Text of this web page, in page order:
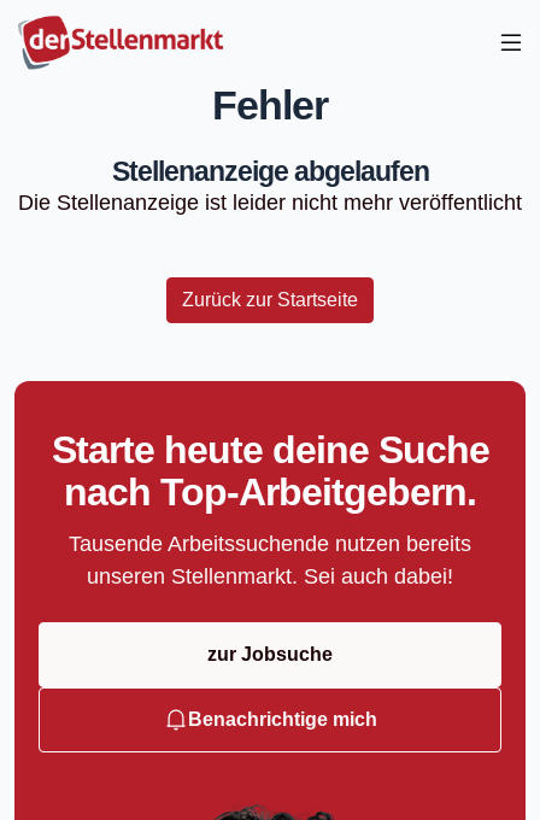
Fehler
Stellenanzeige abgelaufen
Die Stellenanzeige ist leider nicht mehr veröffentlicht
Zurück zur Startseite
Starte heute deine Suche
nach Top-Arbeitgebern.
Tausende Arbeitssuchende nutzen bereits
unseren Stellenmarkt. Sei auch dabei!
zur Jobsuche
Benachrichtige mich